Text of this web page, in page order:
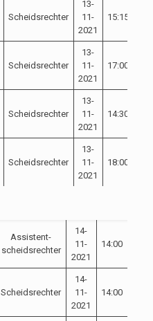
Scheidsrechter
13-
11-
2021
15:15
Scheidsrechter
13-
11-
2021
17:00
Scheidsrechter
13-
11-
2021
14:30
Scheidsrechter
13-
11-
2021
18:00
Assistent-
scheidsrechter
14-
11-
2021
14:00
Scheidsrechter
14-
11-
2021
14:00